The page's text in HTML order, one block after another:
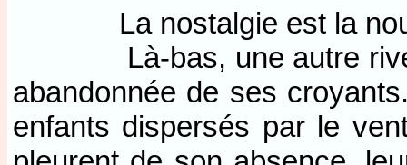
La nostalgie est la
Là-bas, une autre rive
abandonnée de ses
enfants dispersés par le